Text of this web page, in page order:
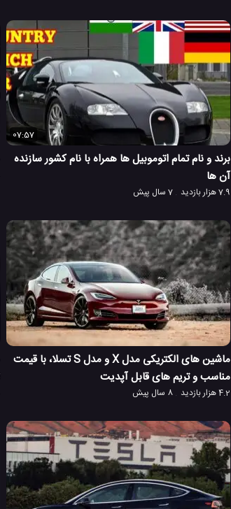
07:57
برند و نام تمام اتوموبیل ها همراه با نام کشور سازنده
آن ها
7.9 هزار بازدید 7 سال پیش
ماشین های الکتریکی مدل X و مدل S تسلا، با قیمت
مناسب و تریم های قابل آپدیت
4.2 هزار بازدید 8 سال پیش